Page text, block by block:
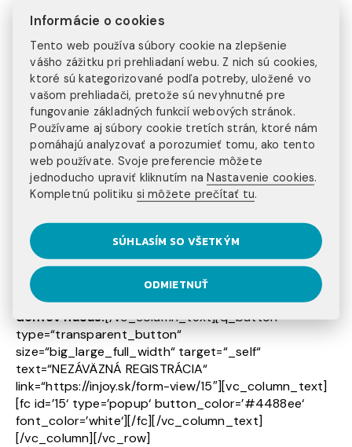
potrebných dokumentov.
[dropcaps type=’circle‘ color=’#ffffff‘
background_color=’#ef4037′
border_color=’#ef4037′]13.[/dropcaps] Vždy si
nájdi čas napísať svojej rodine.
[dropcaps type=’circle‘ color=’#ffffff‘
background_color=’#0a9244′
border_color=’#0a9244′]14.
[/dropcaps] Nezabudni na svojich kamarátov
doma.
[dropcaps type=’circle‘ color=’#ffffff‘
background_color=’#fbb043′
border_color=’#fbb043′]15.[/dropcaps] Príď
domov načas.[/vc_column_text][q_button
type=“transparent_button“
size=“big_large_full_width“ target=“_self“
text=“NEZÁVÄZNÁ REGISTRÁCIA“
link=“https://injoy.sk/form-view/15″][vc_column_text]
[fc id=’15‘ type=’popup‘ button_color=’#4488ee‘
font_color=’white‘][/fc][/vc_column_text]
[/vc_column][/vc_row]
Informácie o cookies
Tento web používa súbory cookie na zlepšenie
vášho zážitku pri prehliadaní webu. Z nich sú cookies,
ktoré sú kategorizované podľa potreby, uložené vo
vašom prehliadači, pretože sú nevyhnutné pre
fungovanie základných funkcií webových stránok.
Používame aj súbory cookie tretích strán, ktoré nám
pomáhajú analyzovať a porozumieť tomu, ako tento
web používate. Svoje preferencie môžete
jednoducho upraviť kliknutím naNastavenie cookies.
Kompletnú politiku si môžete prečítať tu.
SÚHLASÍM SO VŠETKÝM
ODMIETNUŤ